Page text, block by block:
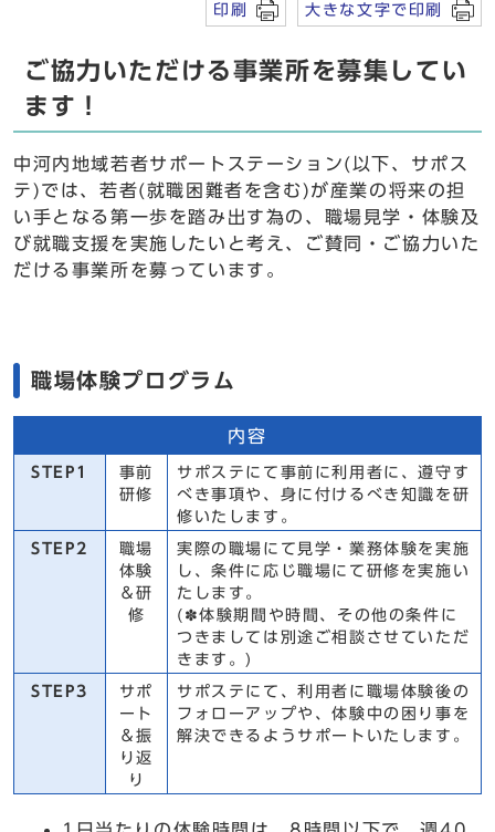
印刷 大きな文字で印刷
ご協力いただける事業所を募集してい
ます！
中河内地域若者サポートステーション(以下、サポス
テ)では、若者(就職困難者を含む)が産業の将来の担
い手となる第一歩を踏み出す為の、職場見学・体験及
び就職支援を実施したいと考え、ご賛同・ご協力いた
だける事業所を募っています。
職場体験プログラム
内容
STEP1
事前
研修
サポステにて事前に利用者に、遵守す
べき事項や、身に付けるべき知識を研
修いたします。
STEP2
職場
体験
＆研
修
実際の職場にて見学・業務体験を実施
し、条件に応じ職場にて研修を実施い
たします。
(✽体験期間や時間、その他の条件に
つきましては別途ご相談させていただ
きます。)
STEP3
サポ
ート
＆振
り返
り
サポステにて、利用者に職場体験後の
フォローアップや、体験中の困り事を
解決できるようサポートいたします。